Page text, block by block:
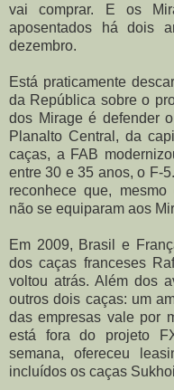
vai comprar. E os
aposentados há dois
dezembro.
Está praticamente
da República sobre o
dos Mirage é defender
Planalto Central, da
caças, a FAB
entre 30 e 35 anos, o F-
reconhece que,
não se equiparam aos
Em 2009, Brasil e
dos caças franceses
voltou atrás. Além dos
outros dois caças: um
das empresas vale por
está fora do projeto
semana, ofereceu
incluídos os caças